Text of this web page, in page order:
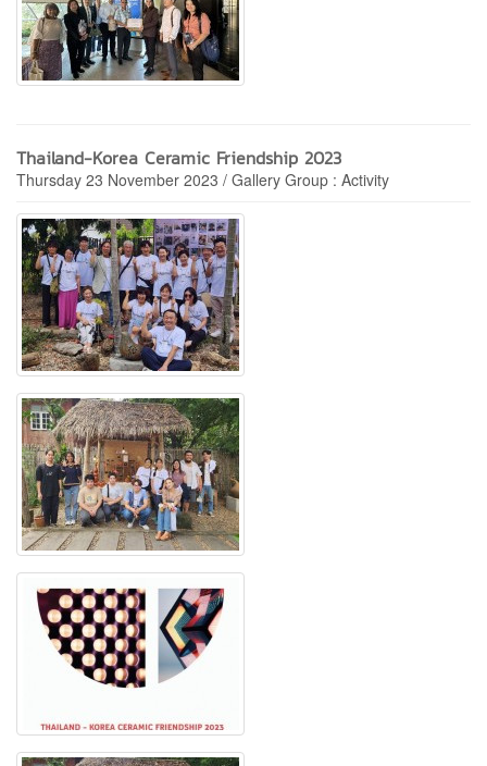
Thailand-Korea Ceramic Friendship 2023
Thursday 23 November 2023 / Gallery Group : Activity